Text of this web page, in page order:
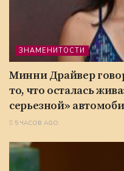
ЗНАМЕНИТОСТИ
Минни Драйвер
то, что осталась
серьезной»
5 ЧАСОВ AGO